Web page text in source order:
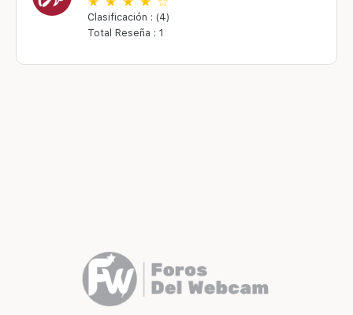
Clasificación : (4)
Total Reseña : 1